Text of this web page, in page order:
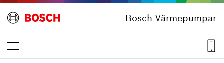
Bosch Värmepumpar